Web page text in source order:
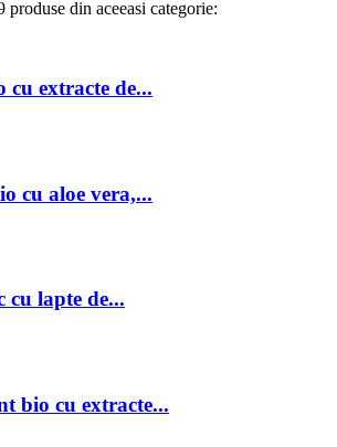
produse din aceeasi categorie:
cu extracte de...
cu aloe vera,...
cu lapte de...
bio cu extracte...